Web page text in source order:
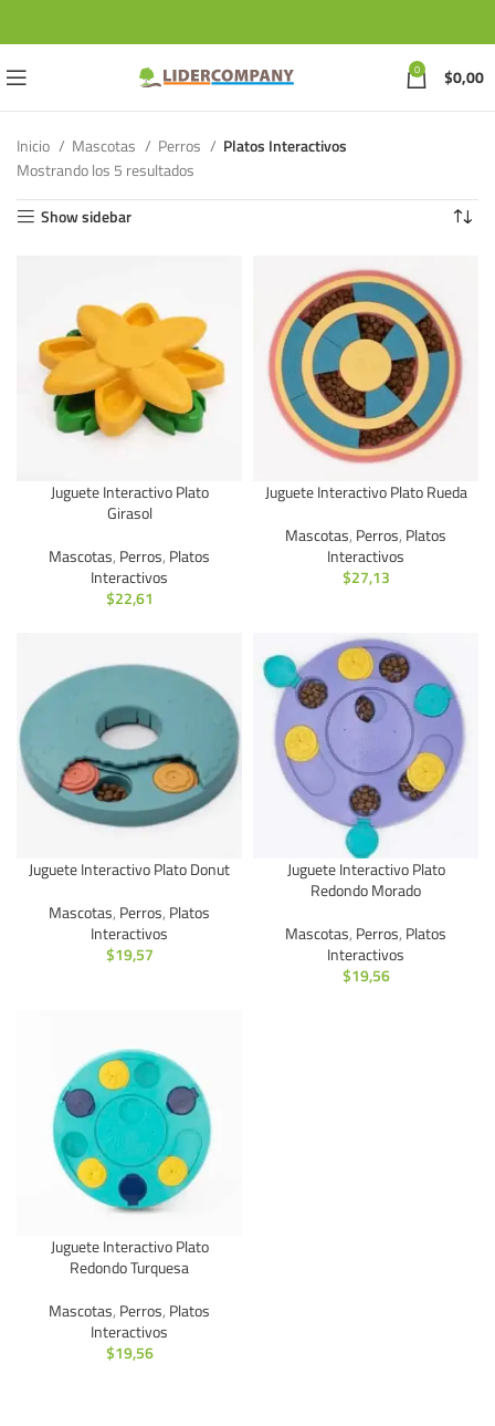
0 $0,00
Inicio Mascotas Perros
Platos Interactivos
Mostrando los 5 resultados
Show sidebar
Juguete Interactivo Plato
Girasol
Mascotas, Perros, Platos
Interactivos
$22,61
Juguete Interactivo Plato Rueda
Mascotas, Perros, Platos
Interactivos
$27,13
Juguete Interactivo Plato Donut
Mascotas, Perros, Platos
Interactivos
$19,57
Juguete Interactivo Plato
Redondo Morado
Mascotas, Perros, Platos
Interactivos
$19,56
Juguete Interactivo Plato
Redondo Turquesa
Mascotas, Perros, Platos
Interactivos
$19,56